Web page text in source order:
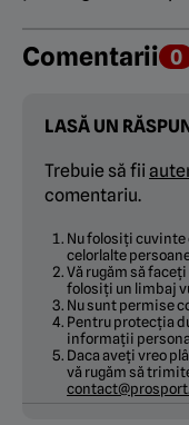
Comentarii 0
LASĂ UN
Trebuie să fii
comentariu.
Nu folosiți cuvinte
celorlalte
Vă rugăm să
folosiți un limbaj
Nu sunt permise
Pentru protecția
informații
Daca aveți vreo
vă rugăm să